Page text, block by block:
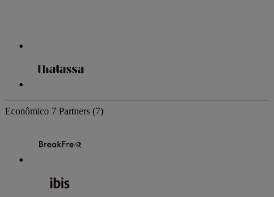
Econômico 7 Partners (7)